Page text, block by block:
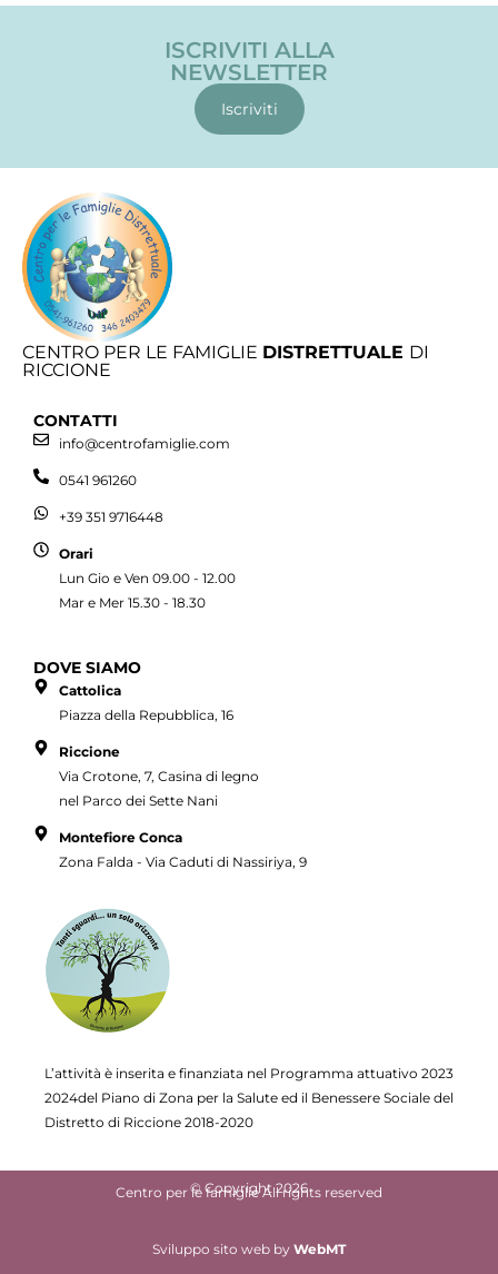
ISCRIVITI ALLA
NEWSLETTER
Iscriviti
CENTRO PER LE FAMIGLIE DISTRETTUALE DI
RICCIONE
CONTATTI
info@centrofamiglie.com
0541 961260
+39 351 9716448
Orari
Lun Gio e Ven 09.00 - 12.00
Mar e Mer 15.30 - 18.30
DOVE SIAMO
Cattolica
Piazza della Repubblica, 16
Riccione
Via Crotone, 7, Casina di legno
nel Parco dei Sette Nani
Montefiore Conca
Zona Falda - Via Caduti di Nassiriya, 9
L’attività è inserita e finanziata nel Programma attuativo 2023
2024del Piano di Zona per la Salute ed il Benessere Sociale del
Distretto di Riccione 2018-2020
© Copyright 2026
Centro per le famiglie All rights reserved
Sviluppo sito web by WebMT